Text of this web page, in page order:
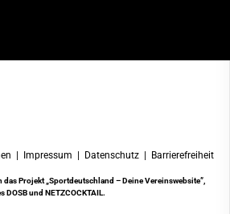
| Impressum | Datenschutz | Barrierefreiheit
das Projekt„Sportdeutschland – Deine Vereinswebsite”,
und NETZCOCKTAIL.